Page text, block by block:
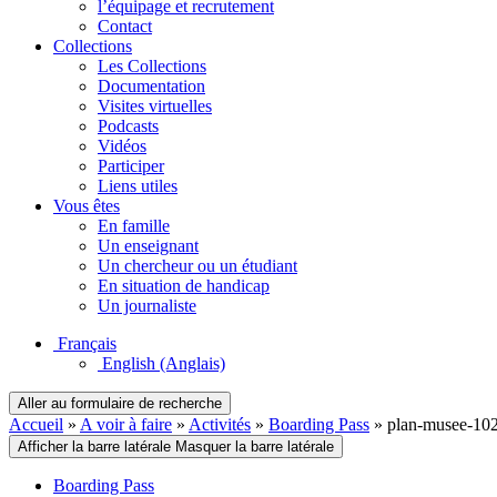
l’équipage et recrutement
Contact
Collections
Les Collections
Documentation
Visites virtuelles
Podcasts
Vidéos
Participer
Liens utiles
Vous êtes
En famille
Un enseignant
Un chercheur ou un étudiant
En situation de handicap
Un journaliste
Français
English (Anglais)
Aller au formulaire de recherche
Accueil » A voir à faire » Activités » Boarding Pass » plan-musee-
Afficher la barre latérale Masquer la barre latérale
Boarding Pass